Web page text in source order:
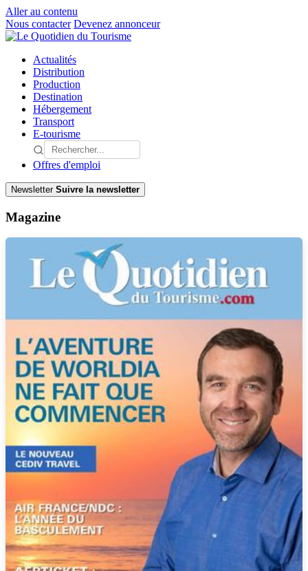
Aller au contenu
Nous contacter Devenez annonceur
Actualités
Distribution
Production
Destination
Hébergement
Transport
E-tourisme
Offres d'emploi
Newsletter Suivre la newsletter
Magazine